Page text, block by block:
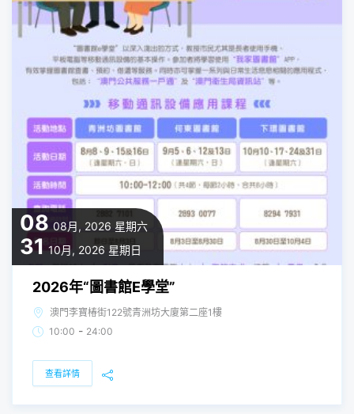
08 08月, 2026 星期六
31 10月, 2026 星期日
2026年“圖書館E學堂”
澳門李寶椿街122號青洲坊大廈第二座1樓
10:00 - 24:00
查看詳情